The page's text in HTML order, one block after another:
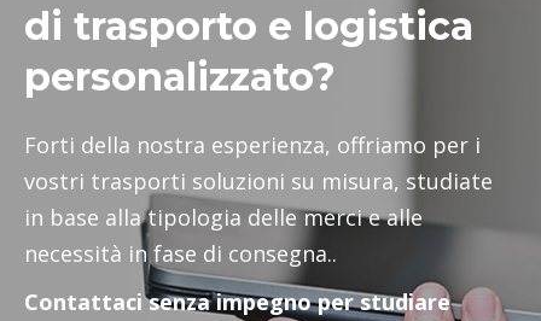
di trasporto e logistica
personalizzato?
Forti della nostra esperienza, offriamo per i
vostri trasporti soluzioni su misura, studiate
in base alla tipologia delle merci e alle
necessità in fase di consegna..
Contattaci senza impegno per studiare